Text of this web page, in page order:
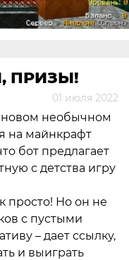
ПРИЗЫ!
01 июля 2022
новом необычном
на майнкрафт
бот предлагает
с детства игру
просто! Но он не
с пустыми
– дает ссылку,
и выиграть